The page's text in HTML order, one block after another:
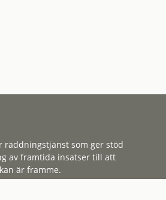
räddningstjänst som ger stöd
av framtida insatser till att
är framme.